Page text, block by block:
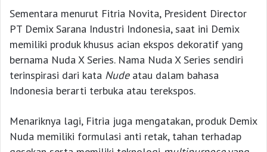
Sementara menurut Fitria Novita, President Director
PT Demix Sarana Industri Indonesia, saat ini Demix
memiliki produk khusus acian ekspos dekoratif yang
bernama Nuda X Series. Nama Nuda X Series sendiri
terinspirasi dari kata Nudeatau dalam bahasa
Indonesia berarti terbuka atau terekspos.
Menariknya lagi, Fitria juga mengatakan, produk Demix
Nuda memiliki formulasi anti retak, tahan terhadap